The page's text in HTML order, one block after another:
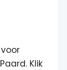
Klik